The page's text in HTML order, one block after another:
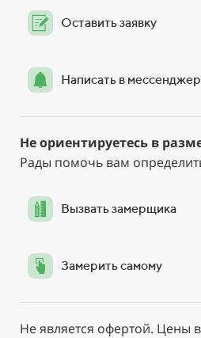
Оставить заявку
Написать в мессенджер
Не ориентируетесь в
Рады помочь вам
Вызвать замерщика
Замерить самому
Не является офертой. Цены